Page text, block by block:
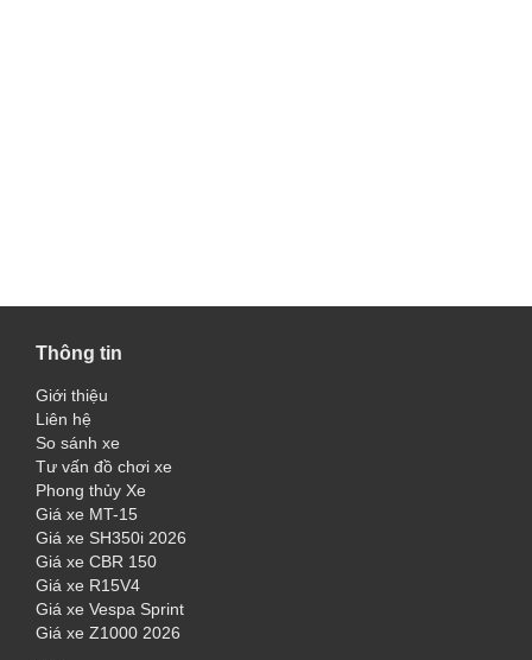
Thông tin
Giới thiệu
Liên hệ
So sánh xe
Tư vấn đồ chơi xe
Phong thủy Xe
Giá xe MT-15
Giá xe SH350i 2026
Giá xe CBR 150
Giá xe R15V4
Giá xe Vespa Sprint
Giá xe Z1000 2026